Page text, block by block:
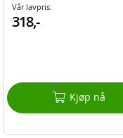
Vår lavpris:
318,-
Kjøp nå